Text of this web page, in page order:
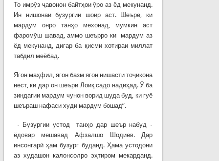
То имрӯз ҷавонон байтҳои ӯро аз ёд мекунанд.
Ин нишонаи бузургии шоир аст. Шеъре, ки
мардум онро танҳо мехонад, мумкин аст
фаромӯш шавад, аммо шеърро ки мардум аз
ёд мекунанд, дигар ба қисми хотираи миллат
табдил меёбад.
Ягон маҳфил, ягон базм ягон нишасти тоҷикона
нест, ки дар он шеъри Лоиқ садо надиҳад. Ӯ ба
зиндагии мардум чунон ворид шуда буд, ки гуё
шеъраш нафаси худи мардум бошад”.
- Бузургии устод танҳо дар шеър набуд -
ёдовар мешавад Афзалшо Шодиев. Дар
инсонгарӣ ҳам бузург буданд. Ҳама устодони
аз худашон калонсолро эҳтиром мекарданд.